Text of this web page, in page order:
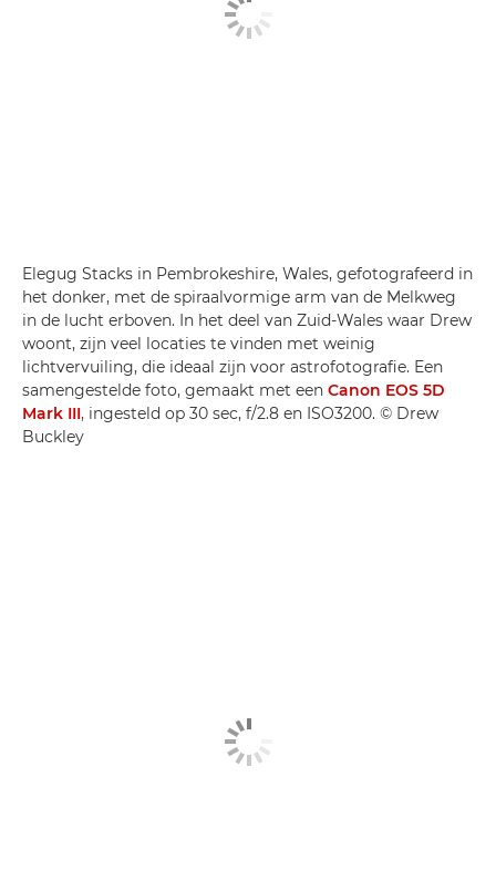
Elegug Stacks in Pembrokeshire, Wales, gefotografeerd in
het donker, met de spiraalvormige arm van de Melkweg
in de lucht erboven. In het deel van Zuid-Wales waar Drew
woont, zijn veel locaties te vinden met weinig
lichtvervuiling, die ideaal zijn voor astrofotografie. Een
samengestelde foto, gemaakt met een Canon EOS 5D
Mark III, ingesteld op 30 sec, f/2.8 en ISO3200. © Drew
Buckley